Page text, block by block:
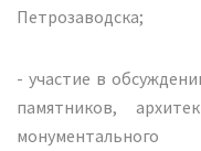
Петрозаводска;
- участие в
памятников,